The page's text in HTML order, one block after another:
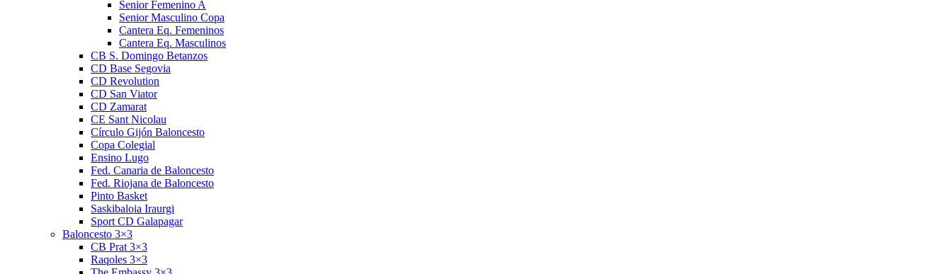
Senior Femenino A
Senior Masculino Copa
Cantera Eq. Femeninos
Cantera Eq. Masculinos
CB S. Domingo Betanzos
CD Base Segovia
CD Revolution
CD San Viator
CD Zamarat
CE Sant Nicolau
Círculo Gijón Baloncesto
Copa Colegial
Ensino Lugo
Fed. Canaria de Baloncesto
Fed. Riojana de Baloncesto
Pinto Basket
Saskibaloia Iraurgi
Sport CD Galapagar
Baloncesto 3×3
CB Prat 3×3
Raqoles 3×3